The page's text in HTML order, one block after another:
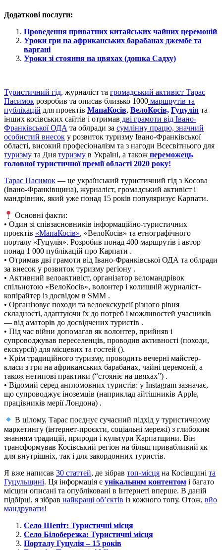
Додаткові послуги:
Проведення приватних китайських чайних церемоній
Уроки гри на африканських барабанах джембе та
варгані
Уроки зі стояння на цвяхах (дошка Садху)
Туристичний гід, журналіст та громадський активіст Тарас
Пасимок розробив та описав близько 1000 маршрутів та
публікацій для проектів МапаКосів, ВелоКосів, Гуцулія та
інших косівських сайтів і отримав дві грамоти від Івано-
Франківської ОДА та облради за сумлінну працю, значний
особистий внесок у розвиток туризму Івано-Франківської
області, високий професіоналізм та з нагоди Всесвітнього для
туризму та Дня туризму в Україні, а також переможець
головної туристичної премії області 2020 року!
Тарас Пасимок — це український туристичний гід з Косова
(Івано‑Франківщина), журналіст, громадський активіст і
мандрівник, який уже понад 15 років популяризує Карпати.
Основні факти:
• Один зі співзасновників інформаційно‑туристичних
проєктів «МапаКосів», «ВелоКосів» та етнографічного
порталу «Гуцулія». Розробив понад 400 маршрутів і автор
понад 1 000 публікацій про Карпати .
• Отримав дві грамоти від Івано‑Франківської ОДА та облради
за внесок у розвиток туризму регіону .
• Активний велоактивіст, організатор веломандрівок
спільнотою «ВелоКосів», волонтер і колишній журналіст-
копірайтер із досвідом в SMM .
• Організовує походи та велоекскурсії різного рівня
складності, адаптуючи їх до потреб і можливостей учасників
— від аматорів до досвідчених туристів .
• Під час війни допомагав як волонтер, прийняв і
супроводжував переселенців, проводив активності (походи,
екскурсії) для місцевих та гостей ().
• Крім традиційного туризму, проводить вечерні майстер-
класи з гри на африканських барабанах, чайні церемонії, а
також нетипові практики (“стояніє на цвяхах”) .
• Відомий серед англомовних туристів: у Instagram зазначає,
що супроводжує іноземців (наприклад айтішників Apple,
працівників мерії Лондона) .
В цілому, Тарас поєднує сучасний підхід у туристичному
маркетингу (інтернет‑проєкти, соціальні мережі) з глибоким
знанням традицій, природи і культури Карпатщини. Він
трансформував Косівський регіон на більш привабливий як
для внутрішніх, так і для закордонних туристів.
Я вже написав 30 статтей, де зібрав топ-місця на Косівщині та
Гуцульщині. Ця інформація є унікальним контентом і багато
місцин описані та опубліковані в Інтернеті вперше. В даній
підбірці, я зібрав найкращі об’єктів із кожного топу. Отож, вйо
мандрувати!
Село Шепіт: Туристичні місця
Село Білоберезка: Туристичні місця
Порталу Гуцулія – 15 років